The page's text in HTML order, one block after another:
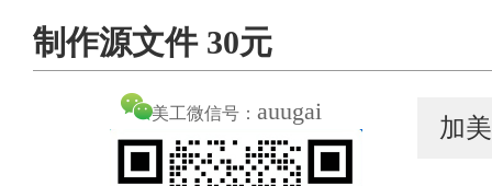
制作源文件 30元
美工微信号： auugai
加